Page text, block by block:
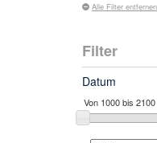
Alle Filter entfernen
Filter
Datum